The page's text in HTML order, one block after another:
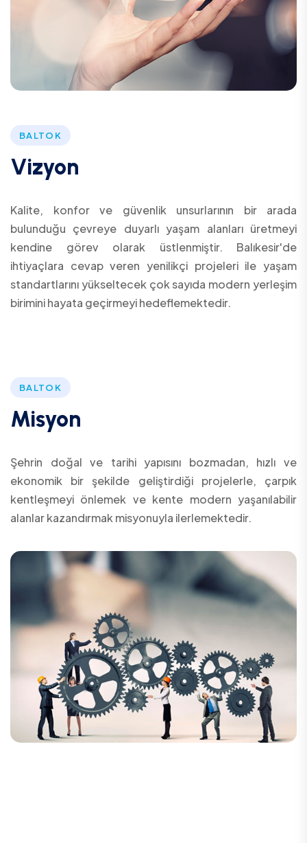
BALTOK
Vizyon
Kalite, konfor ve güvenlik unsurlarının bir arada
bulunduğu çevreye duyarlı yaşam alanları üretmeyi
kendine görev olarak üstlenmiştir. Balıkesir'de
ihtiyaçlara cevap veren yenilikçi projeleri ile yaşam
standartlarını yükseltecek çok sayıda modern yerleşim
birimini hayata geçirmeyi hedeflemektedir.
BALTOK
Misyon
Şehrin doğal ve tarihi yapısını bozmadan, hızlı ve
ekonomik bir şekilde geliştirdiği projelerle, çarpık
kentleşmeyi önlemek ve kente modern yaşanılabilir
alanlar kazandırmak misyonuyla ilerlemektedir.